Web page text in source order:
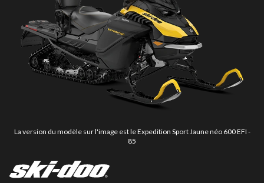
La version du modèle sur l'image est le Expedition Sport Jaune néo 600 EFI -
85